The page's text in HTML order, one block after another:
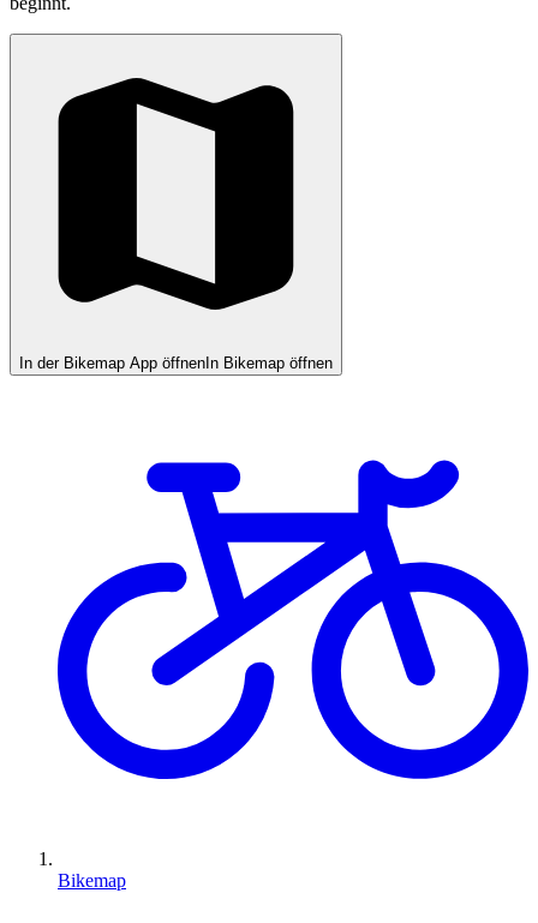
In der Bikemap App öffnen In Bikemap öffnen
Bikemap